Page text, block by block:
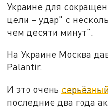
Украине для
цели – удар" c
чем десяти минут".
На Украине Москва
Palantir.
И это очень
последние два года